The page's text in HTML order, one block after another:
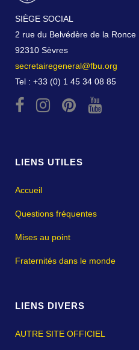
SIÈGE SOCIAL
2 rue du Belvédère de la Ronce
92310 Sèvres
secretairegeneral@fbu.org
Tel : +33 (0) 1 45 34 08 85
LIENS UTILES
Accueil
Questions fréquentes
Mises au point
Fraternités dans le monde
LIENS DIVERS
AUTRE SITE OFFICIEL